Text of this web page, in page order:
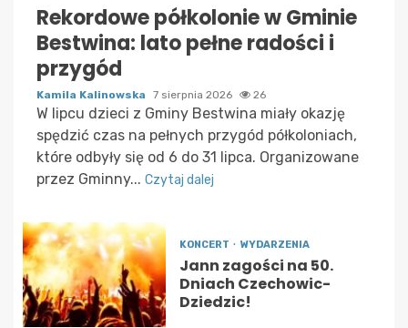
Rekordowe półkolonie w Gminie
Bestwina: lato pełne radości i
przygód
Kamila Kalinowska 7 sierpnia 2026 26
W lipcu dzieci z Gminy Bestwina miały okazję
spędzić czas na pełnych przygód półkoloniach,
które odbyły się od 6 do 31 lipca. Organizowane
przez Gminny... Czytaj dalej
KONCERT WYDARZENIA
Jann zagości na 50.
Dniach Czechowic-
Dziedzic!